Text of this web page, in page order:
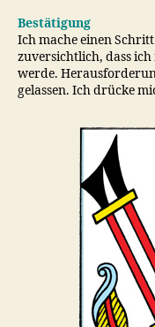
Bestätigung
Ich mache einen
zuversichtlich, dass
werde.
gelassen. Ich drücke